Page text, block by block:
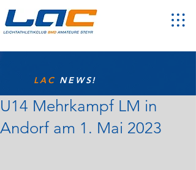
LAC NEWS!
U14 Mehrkampf LM in
Andorf am 1. Mai 2023